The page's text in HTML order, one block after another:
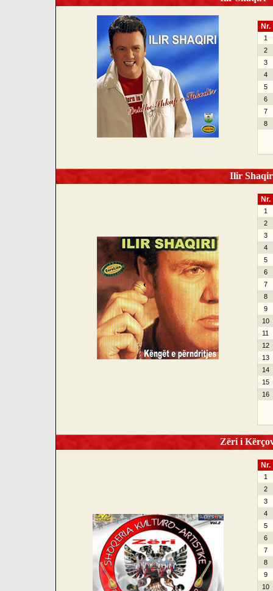
Nr.
1
2
3
4
5
6
7
8
Ilir
Nr.
1
2
3
4
5
6
7
8
9
10
11
12
13
14
15
16
Zëri i
Nr.
1
2
3
4
5
6
7
8
9
10